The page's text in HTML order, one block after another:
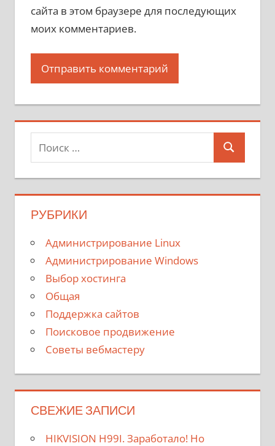
сайта в этом браузере для последующих
моих комментариев.
Поиск
для:
Поиск
РУБРИКИ
Администрирование Linux
Администрирование Windows
Выбор хостинга
Общая
Поддержка сайтов
Поисковое продвижение
Советы вебмастеру
СВЕЖИЕ ЗАПИСИ
HIKVISION H99I. Заработало! Но